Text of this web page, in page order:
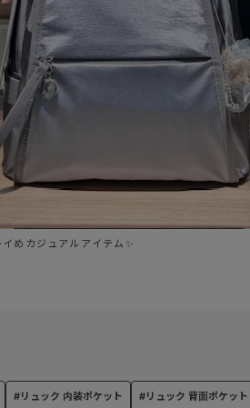
#リュック 内装ポケット #リュック 背面ポケット
めカジュアルアイテム✨